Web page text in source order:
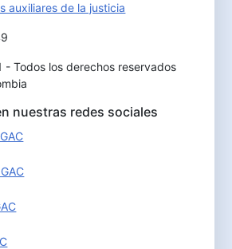
auxiliares de la justicia
Todos los derechos reservados
nuestras redes sociales